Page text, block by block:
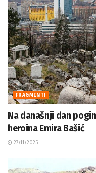
FRAGMENTI
Na današnji dan
heroina Emira Bašić
27/11/2025